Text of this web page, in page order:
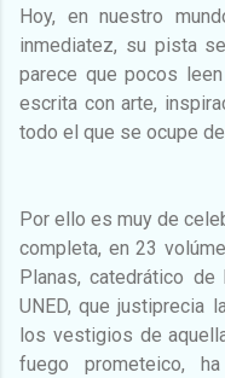
Hoy, en nuestro
inmediatez, su pista
parece que pocos
escrita con arte,
todo el que se ocupe
Por ello es muy de
completa, en 23
Planas, catedrático
UNED, que justiprecia
los vestigios de
fuego prometeico,